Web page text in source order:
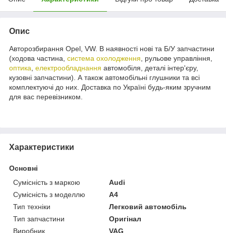
Опис
Авторозбирання Opel, VW. В наявності нові та Б/У запчастини
(ходова частина, система охолодження , рульове управління,
оптика електрообладнання автомобіля, деталі інтер'єру,
кузовні запчастини). А також автомобільні глушники та всі
комплектуючі до них. Доставка по Україні будь-яким зручним
для вас перевізником.
Характеристики
Основні
Сумісність з маркою
Audi
Сумісність з моделлю
A4
Тип техніки
Легковий автомобіль
Тип запчастини
Оригінал
Виробник
VAG